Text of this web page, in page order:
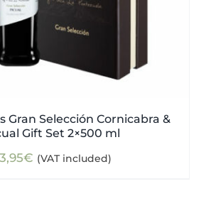
Gran Selección Cornicabra &
Gift Set 2×500 ml
€ (VAT included)